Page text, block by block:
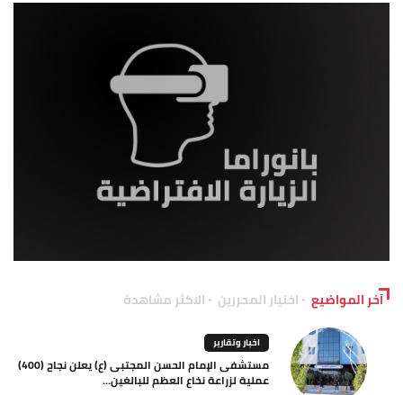
آخر المواضيع اختيار المحررين الاكثر مشاهدة
اخبار وتقارير
مستشفى الإمام الحسن المجتبى (ع) يعلن نجاح (400)
عملية لزراعة نخاع العظم للبالغين...